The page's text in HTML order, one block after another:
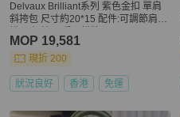
Delvaux Brilliant系列 紫色金扣 單肩
斜挎包 尺寸約20*15 配件:可調節肩帶.
MOP 19,581
現折 200
狀況良好 香港 免運